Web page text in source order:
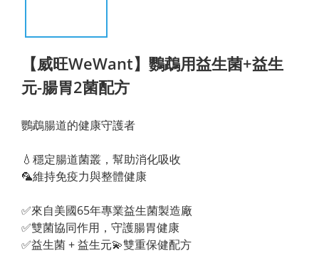
【威旺WeWant】鸚鵡用益生菌+益生
元-腸胃2菌配方
鸚鵡腸道的健康守護者
💧穩定腸道菌叢，幫助消化吸收
🦜維持免疫力與整體健康
✅來自美國65年專業益生菌製造廠
✅雙菌協同作用，守護腸胃健康
✅益生菌 + 益生元💫雙重保健配方